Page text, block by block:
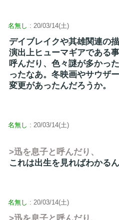
名無し : 20/03/14(土)
デイブレイクや其雄関連の
演出上ヒューマギアである
呼んだり、色々謎が多かっ
ったなあ。冬映画やサウザ
変更があったんだろうか。
名無し : 20/03/14(土)
>迅を息子と呼んだり、
これは出生を見ればわかる
名無し : 20/03/14(土)